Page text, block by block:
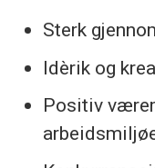
Sterk
Idèrik og
Positiv